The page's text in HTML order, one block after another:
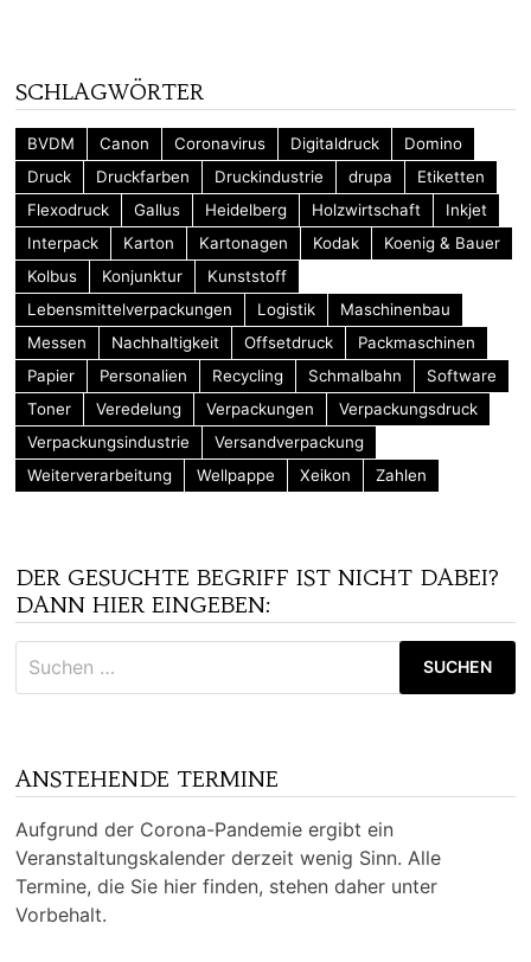
SCHLAGWÖRTER
BVDM Canon Coronavirus Digitaldruck
Domino
Druck
Druckfarben Druckindustrie drupa
Etiketten
Flexodruck
Gallus Heidelberg Holzwirtschaft
Inkjet
Interpack
Karton Kartonagen Kodak
Koenig & Bauer
Kolbus
Konjunktur
Kunststoff
Lebensmittelverpackungen
Logistik
Maschinenbau
Messen
Nachhaltigkeit Offsetdruck
Packmaschinen
Papier
Personalien Recycling Schmalbahn
Software
Toner
Veredelung Verpackungen
Verpackungsdruck
Verpackungsindustrie
Versandverpackung
Weiterverarbeitung
Wellpappe Xeikon Zahlen
DER GESUCHTE BEGRIFF IST NICHT DABEI?
DANN HIER EINGEBEN:
nach:
ANSTEHENDE TERMINE
Aufgrund der Corona-Pandemie ergibt ein
Veranstaltungskalender derzeit wenig Sinn. Alle
Termine, die Sie hier finden, stehen daher unter
Vorbehalt.